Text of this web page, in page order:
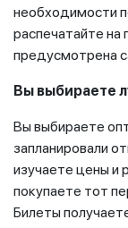
необходимости
распечатайте на
предусмотрена
Вы выбираете
Вы выбираете
запланировали
изучаете цены и
покупаете тот
Билеты